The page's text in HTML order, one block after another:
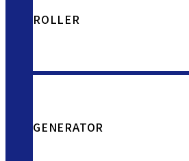
ROLLER
GENERATOR